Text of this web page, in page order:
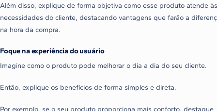
Além disso, explique de forma objetiva como esse produto atende às
necessidades do cliente, destacando vantagens que farão a
na hora da compra.
Foque na experiência do usuário
Imagine como o produto pode melhorar o dia a dia do seu cliente.
Então, explique os benefícios de forma simples e direta.
Por exemplo, se o seu produto proporciona mais conforto, destaque